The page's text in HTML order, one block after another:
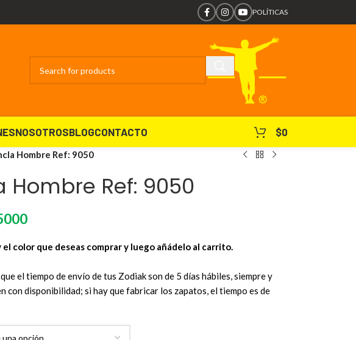
POLÍTICAS
NOSOTROSBLOGCONTACTO $0
Hombre Ref: 9050
Hombre Ref: 9050
el color que deseas comprar y luego añádelo al carrito.
el tiempo de envío de tus Zodiak son de 5 días hábiles, siempre y
con disponibilidad; si hay que fabricar los zapatos, el tiempo es de